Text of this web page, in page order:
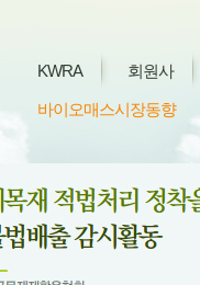
KWRA 회원사
바이오매스시장동향